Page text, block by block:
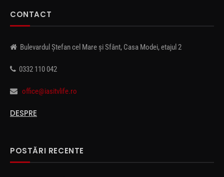
CONTACT
Bulevardul Ștefan cel Mare și Sfânt, Casa Modei, etajul 2
0332 110 042
office@iasitvlife.ro
DESPRE
POSTĂRI RECENTE